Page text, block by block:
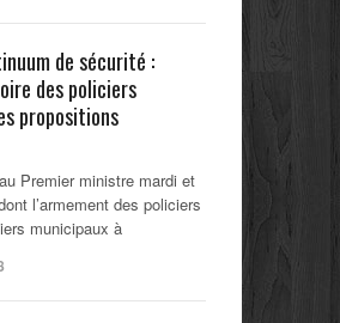
de sécurité :
des policiers
propositions
Premier ministre mardi et
l’armement des policiers
municipaux à